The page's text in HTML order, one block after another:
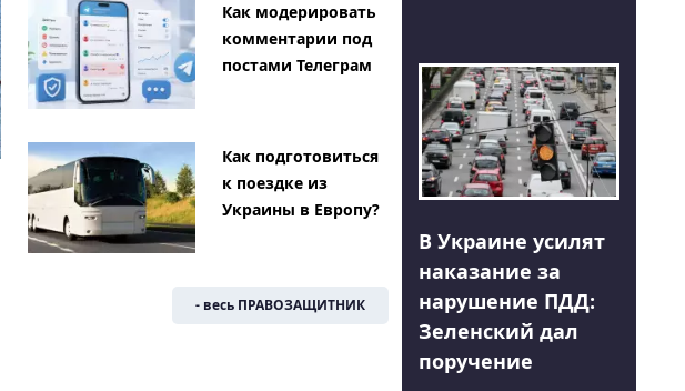
Как модерировать
комментарии под
постами Телеграм
Как подготовиться
к поездке из
Украины в Европу?
- весь ПРАВОЗАЩИТНИК
В Украине усилят
наказание за
нарушение ПДД:
Зеленский дал
поручение